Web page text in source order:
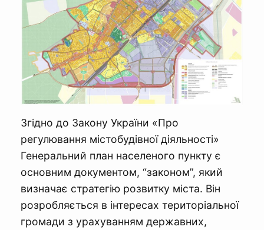
Згідно до Закону України «Про
регулювання містобудівної діяльності»
Генеральний план населеного пункту є
основним документом, “законом”, який
визначає стратегію розвитку міста. Він
розробляється в інтересах територіальної
громади з урахуванням державних,